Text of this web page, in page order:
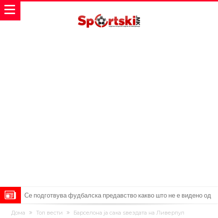
Се подготвува фудбалска предавство какво што не е видено од
2010 година?
Тикет на денот (недела, 09.08.2026)
Дома Топ вести Барселона ја сака ѕвездата на Ливерпул